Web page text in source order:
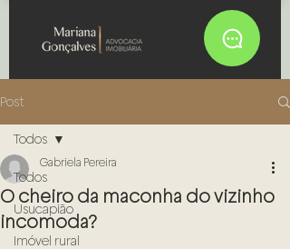
Post
Todos
Usucapião
Imóvel rural
Todos
O cheiro da maconha do vizinho
incomoda?
Gabriela Pereira